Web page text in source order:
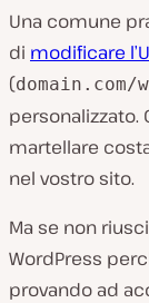
Una comune
di modificare
(domain.com/
personalizzato.
martellare
nel vostro sito.
Ma se non
WordPress
provando ad